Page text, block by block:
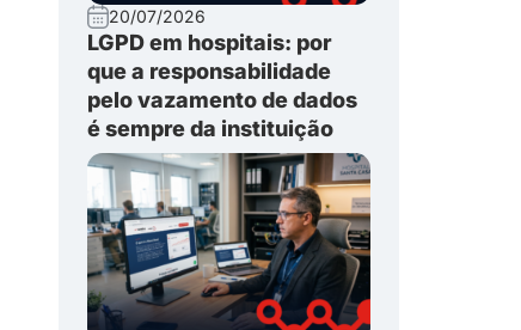
20/07/2026
LGPD em hospitais: por
que a responsabilidade
pelo vazamento de dados
é sempre da instituição